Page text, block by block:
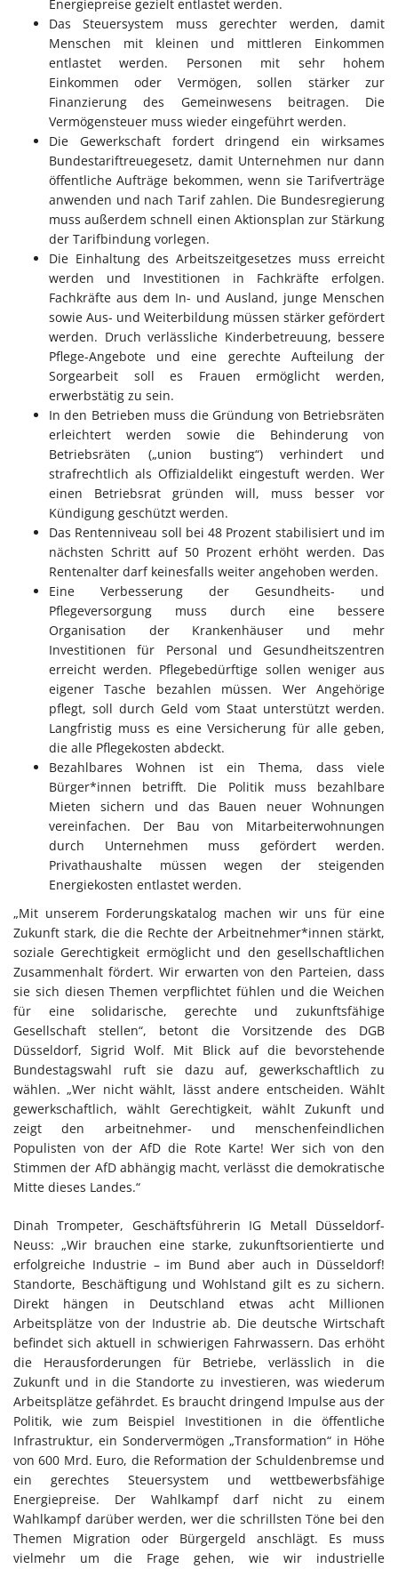
Energiepreise gezielt entlastet werden.
Das Steuersystem muss gerechter werden, damit
Menschen mit kleinen und mittleren Einkommen
entlastet werden. Personen mit sehr hohem
Einkommen oder Vermögen, sollen stärker zur
Finanzierung des Gemeinwesens beitragen. Die
Vermögensteuer muss wieder eingeführt werden.
Die Gewerkschaft fordert dringend ein wirksames
Bundestariftreuegesetz, damit Unternehmen nur dann
öffentliche Aufträge bekommen, wenn sie Tarifverträge
anwenden und nach Tarif zahlen. Die Bundesregierung
muss außerdem schnell einen Aktionsplan zur Stärkung
der Tarifbindung vorlegen.
Die Einhaltung des Arbeitszeitgesetzes muss erreicht
werden und Investitionen in Fachkräfte erfolgen.
Fachkräfte aus dem In- und Ausland, junge Menschen
sowie Aus- und Weiterbildung müssen stärker gefördert
werden. Druch verlässliche Kinderbetreuung, bessere
Pflege-Angebote und eine gerechte Aufteilung der
Sorgearbeit soll es Frauen ermöglicht werden,
erwerbstätig zu sein.
In den Betrieben muss die Gründung von Betriebsräten
erleichtert werden sowie die Behinderung von
Betriebsräten („union busting“) verhindert und
strafrechtlich als Offizialdelikt eingestuft werden. Wer
einen Betriebsrat gründen will, muss besser vor
Kündigung geschützt werden.
Das Rentenniveau soll bei 48 Prozent stabilisiert und im
nächsten Schritt auf 50 Prozent erhöht werden. Das
Rentenalter darf keinesfalls weiter angehoben werden.
Eine Verbesserung der Gesundheits- und
Pflegeversorgung muss durch eine bessere
Organisation der Krankenhäuser und mehr
Investitionen für Personal und Gesundheitszentren
erreicht werden. Pflegebedürftige sollen weniger aus
eigener Tasche bezahlen müssen. Wer Angehörige
pflegt, soll durch Geld vom Staat unterstützt werden.
Langfristig muss es eine Versicherung für alle geben,
die alle Pflegekosten abdeckt.
Bezahlbares Wohnen ist ein Thema, dass viele
Bürger*innen betrifft. Die Politik muss bezahlbare
Mieten sichern und das Bauen neuer Wohnungen
vereinfachen. Der Bau von Mitarbeiterwohnungen
durch Unternehmen muss gefördert werden.
Privathaushalte müssen wegen der steigenden
Energiekosten entlastet werden.
„Mit unserem Forderungskatalog machen wir uns für eine
Zukunft stark, die die Rechte der Arbeitnehmer*innen stärkt,
soziale Gerechtigkeit ermöglicht und den gesellschaftlichen
Zusammenhalt fördert. Wir erwarten von den Parteien, dass
sie sich diesen Themen verpflichtet fühlen und die Weichen
für eine solidarische, gerechte und zukunftsfähige
Gesellschaft stellen“, betont die Vorsitzende des DGB
Düsseldorf, Sigrid Wolf. Mit Blick auf die bevorstehende
Bundestagswahl ruft sie dazu auf, gewerkschaftlich zu
wählen. „Wer nicht wählt, lässt andere entscheiden. Wählt
gewerkschaftlich, wählt Gerechtigkeit, wählt Zukunft und
zeigt den arbeitnehmer- und menschenfeindlichen
Populisten von der AfD die Rote Karte! Wer sich von den
Stimmen der AfD abhängig macht, verlässt die demokratische
Mitte dieses Landes.“
Dinah Trompeter, Geschäftsführerin IG Metall Düsseldorf-
Neuss: „Wir brauchen eine starke, zukunftsorientierte und
erfolgreiche Industrie – im Bund aber auch in Düsseldorf!
Standorte, Beschäftigung und Wohlstand gilt es zu sichern.
Direkt hängen in Deutschland etwas acht Millionen
Arbeitsplätze von der Industrie ab. Die deutsche Wirtschaft
befindet sich aktuell in schwierigen Fahrwassern. Das erhöht
die Herausforderungen für Betriebe, verlässlich in die
Zukunft und in die Standorte zu investieren, was wiederum
Arbeitsplätze gefährdet. Es braucht dringend Impulse aus der
Politik, wie zum Beispiel Investitionen in die öffentliche
Infrastruktur, ein Sondervermögen „Transformation“ in Höhe
von 600 Mrd. Euro, die Reformation der Schuldenbremse und
ein gerechtes Steuersystem und wettbewerbsfähige
Energiepreise. Der Wahlkampf darf nicht zu einem
Wahlkampf darüber werden, wer die schrillsten Töne bei den
Themen Migration oder Bürgergeld anschlägt. Es muss
vielmehr um die Frage gehen, wie wir industrielle